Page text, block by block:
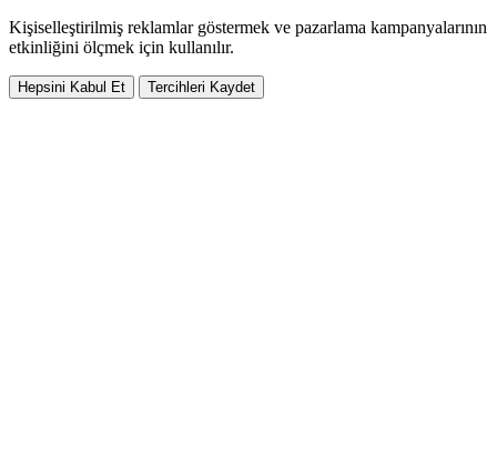
Kişiselleştirilmiş reklamlar göstermek ve pazarlama kampanyalarının
etkinliğini ölçmek için kullanılır.
Hepsini Kabul Et Tercihleri Kaydet